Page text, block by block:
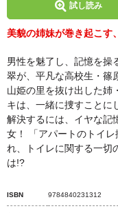
試し読み
美貌の姉妹が巻き起こす
男性を魅了し、記憶を操
翠が、平凡な高校生・篠
山姫の里を抜け出した姉
キは、一緒に捜すこと
解決するには、イヤな記
女！ 「アパートのトイレ
れ、トイレに関する一切
は!?
ISBN 9784840231312